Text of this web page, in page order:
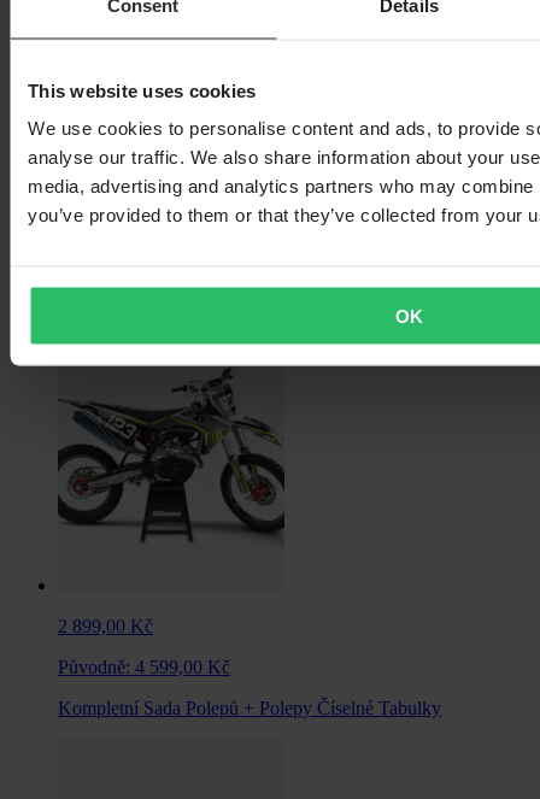
Consent Details
This website uses cookies
We use cookies to personalise content and ads, to provide
analyse our traffic. We also share information about your
media, advertising and analytics partners who may
you’ve provided to them or that they’ve collected from your
OK
2 899,00 Kč
Sada Polepů se Jménem a Číslem 24MX Brandson
2 899,00 Kč
Původně: 4 599,00 Kč
Kompletní Sada Polepů + Polepy Číselné Tabulky